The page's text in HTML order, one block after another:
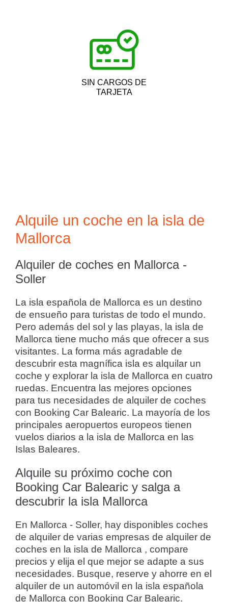
SIN CARGOS DE
TARJETA
Alquile un coche en la isla de
Mallorca
Alquiler de coches en Mallorca -
Soller
La isla española de Mallorca es un destino
de ensueño para turistas de todo el mundo.
Pero además del sol y las playas, la isla de
Mallorca tiene mucho más que ofrecer a sus
visitantes. La forma más agradable de
descubrir esta magnífica isla es alquilar un
coche y explorar la isla de Mallorca en cuatro
ruedas. Encuentra las mejores opciones
para tus necesidades de alquiler de coches
con Booking Car Balearic. La mayoría de los
principales aeropuertos europeos tienen
vuelos diarios a la isla de Mallorca en las
Islas Baleares.
Alquile su próximo coche con
Booking Car Balearic y salga a
descubrir la isla Mallorca
En Mallorca - Soller, hay disponibles coches
de alquiler de varias empresas de alquiler de
coches en la isla de Mallorca , compare
precios y elija el que mejor se adapte a sus
necesidades. Busque, reserve y ahorre en el
alquiler de un automóvil en la isla española
de Mallorca con Booking Car Balearic.